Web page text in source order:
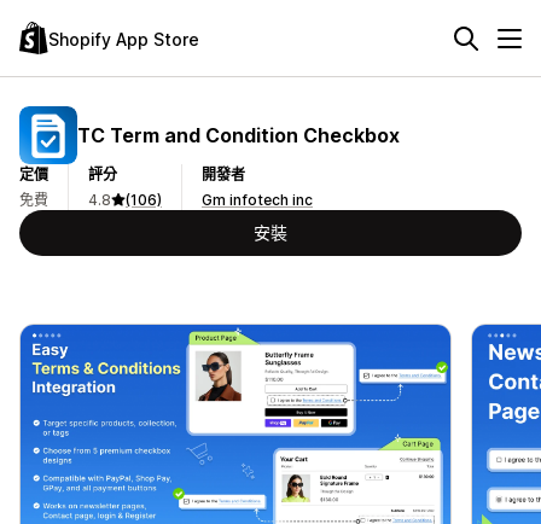
Shopify App Store
TC Term and Condition Checkbox
定價
免費
評分
4.8
(106)
開發者
Gm infotech inc
安裝